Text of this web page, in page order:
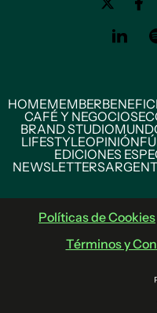
HOMEMEMBER
CAFÉ Y NEGOCIOS
BRAND STUDIO
LIFESTYLEOPINIÓN
EDICIONES
NEWSLETTERS
Políticas de Cookies
Términos y